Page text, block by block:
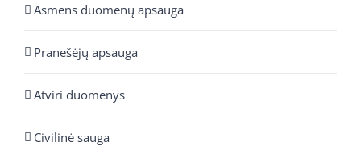
Asmens duomenų apsauga
Pranešėjų apsauga
Atviri duomenys
Civilinė sauga